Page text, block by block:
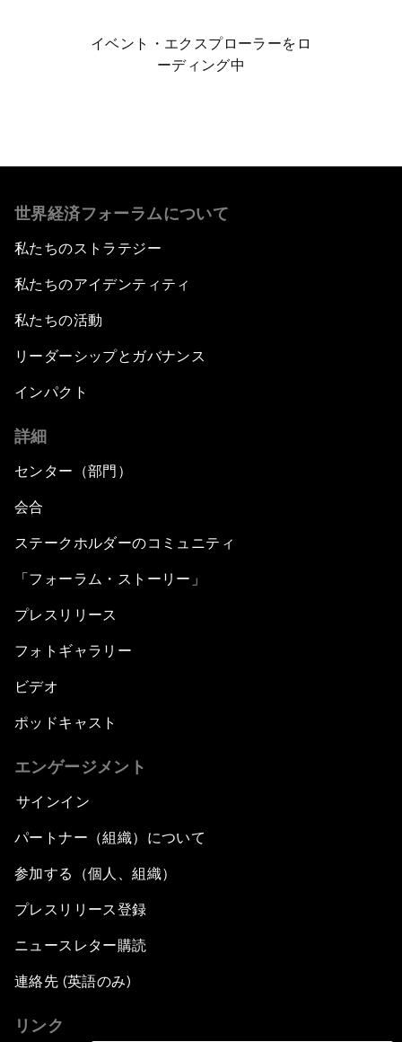
イベント・エクスプローラーをロ
ーディング中
世界経済フォーラムについて
私たちのストラテジー
私たちのアイデンティティ
私たちの活動
リーダーシップとガバナンス
インパクト
詳細
センター（部門）
会合
ステークホルダーのコミュニティ
「フォーラム・ストーリー」
プレスリリース
フォトギャラリー
ビデオ
ポッドキャスト
エンゲージメント
サインイン
パートナー（組織）について
参加する（個人、組織）
プレスリリース登録
ニュースレター購読
連絡先 (英語のみ)
リンク